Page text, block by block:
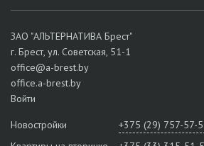
ЗАО "АЛЬТЕРНАТИВА Брест"
г. Брест, ул. Советская, 51-1
office@a-brest.by
office.a-brest.by
Войти
Новостройки
+375 (29) 757-57-